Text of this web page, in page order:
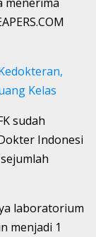
Kelas
sudah
Indonesi
laboratorium
menjadi 1